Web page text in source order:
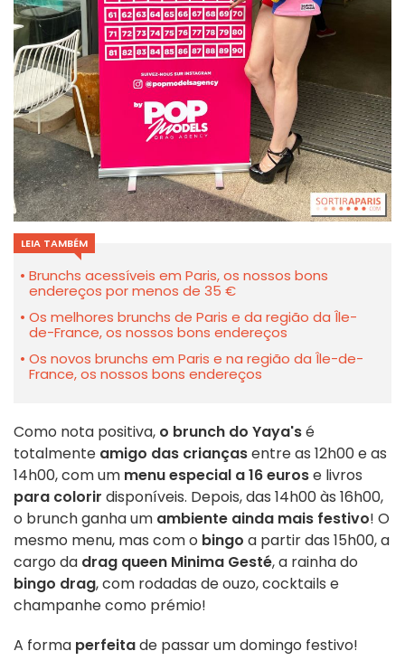
LEIA TAMBÉM
Brunchs acessíveis em Paris, os nossos bons
endereços por menos de 35 €
Os melhores brunchs de Paris e da região da Île-
de-France, os nossos bons endereços
Os novos brunchs em Paris e na região da Île-de-
France, os nossos bons endereços
Como nota positiva, o brunch do Yaya'sé
totalmente amigo das criançasentre as 12h00 e as
14h00, com um menu especial a 16 eurose livros
para colorir disponíveis. Depois, das 14h00 às 16h00,
o brunch ganha um ambiente ainda mais festivo! O
mesmo menu, mas com o bingo a partir das 15h00, a
cargo da drag queen Minima Gesté, a rainha do
bingo drag, com rodadas de ouzo, cocktails e
champanhe como prémio!
A forma perfeitade passar um domingo festivo!